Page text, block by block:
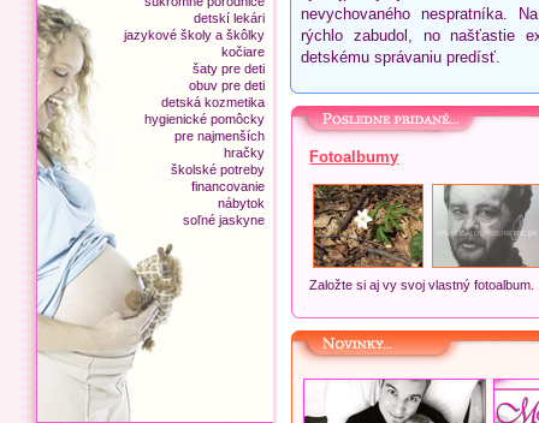
detskí lekári
jazykové školy a škôlky
kočiare
šaty pre deti
obuv pre deti
detská kozmetika
hygienické pomôcky
pre najmenších
hračky
školské potreby
financovanie
nábytok
soľné jaskyne
nevychovaného nespratníka.
rýchlo zabudol, no našťastie
detskému správaniu predísť.
Fotoalbumy
Založte si aj vy svoj vlastný fotoalbum.